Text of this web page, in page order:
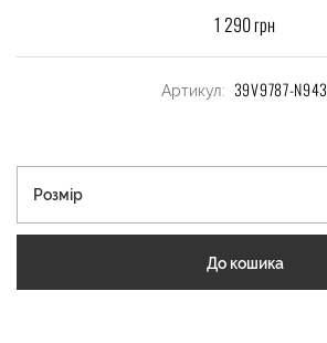
1 290 грн
Артикул: 39V9787-N943
Розмір
До кошика